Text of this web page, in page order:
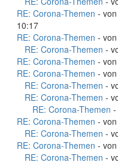
RE: Corona-Themen -
10:17
RE: Corona-Themen - von
RE: Corona-Themen -
RE: Corona-Themen - von
RE: Corona-Themen - von
RE: Corona-Themen -
RE: Corona-Themen -
RE: Corona-Themen -
RE: Corona-Themen - von
RE: Corona-Themen -
RE: Corona-Themen - von
RE: Corona-Themen -